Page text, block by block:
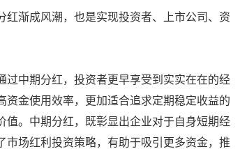
渐成风潮，也是实现投资者、上市公司、资
过中期分红，投资者更早享受到实实在在的经
金使用效率，更加适合追求定期稳定收益的
。中期分红，既彰显出企业对于自身短期经
场红利投资策略，有助于吸引更多资金，推